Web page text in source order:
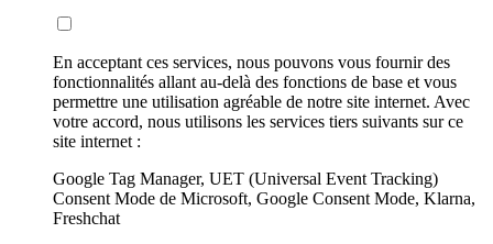
En acceptant ces services, nous pouvons vous fournir des
fonctionnalités allant au-delà des fonctions de base et vous
permettre une utilisation agréable de notre site internet. Avec
votre accord, nous utilisons les services tiers suivants sur ce
site internet :
Google Tag Manager, UET (Universal Event Tracking)
Consent Mode de Microsoft, Google Consent Mode, Klarna,
Freshchat